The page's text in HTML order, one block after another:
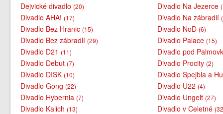
Dejvické divadlo(20)
Divadlo AHA!(17)
Divadlo Bez Hranic(15)
Divadlo Bez zábradlí(29)
Divadlo D21(11)
Divadlo Debut(7)
Divadlo DISK(10)
Divadlo Gong(22)
Divadlo Hybernia(7)
Divadlo Kalich(13)
Divadlo Na Jezerce
Divadlo Na zábradlí
Divadlo NoD(6)
Divadlo Palace(15)
Divadlo pod
Divadlo Procity(2)
Divadlo Spejbla a
Divadlo U22(4)
Divadlo Ungelt(27)
Divadlo v Celetné